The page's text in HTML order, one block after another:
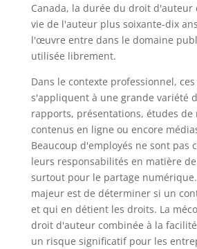
Canada, la durée du droit d'auteur
vie de l'auteur plus soixante-dix
l'œuvre entre dans le domaine
utilisée librement.
Dans le contexte professionnel,
s'appliquent à une grande variété
rapports, présentations, études de
contenus en ligne ou encore
Beaucoup d'employés ne sont pas
leurs responsabilités en matière
surtout pour le partage
majeur est de déterminer si un
et qui en détient les droits. La
droit d'auteur combinée à la
un risque significatif pour les